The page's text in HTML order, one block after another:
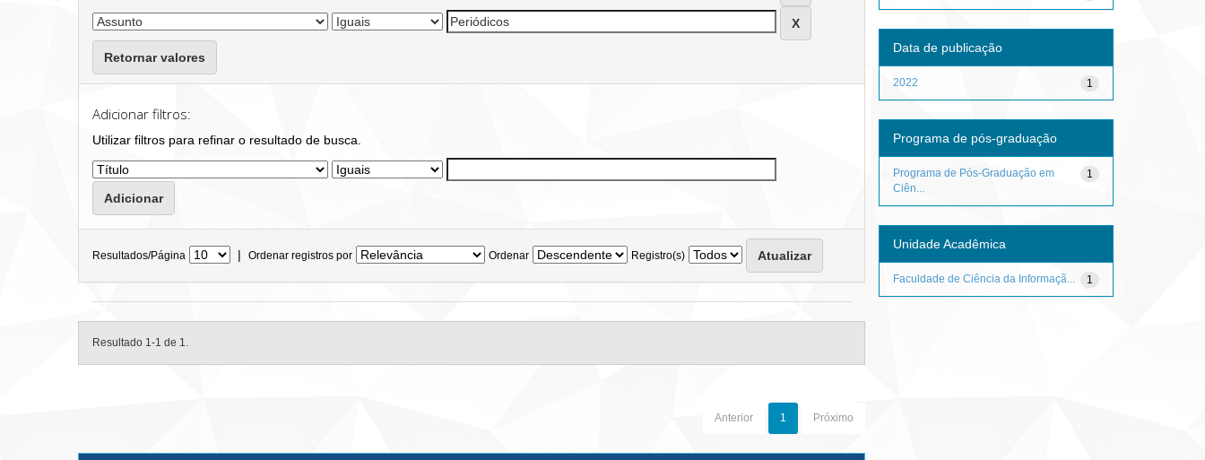
Retornar valores
Adicionar filtros:
Utilizar filtros para refinar o resultado de busca.
Resultados/Página | Ordenar registros por Ordenar Registro(s)
Resultado 1-1 de 1.
Anterior 1 Próximo
Data de publicação
1
2022
Programa de pós-graduação
1
Programa de Pós-Graduação em
Ciên...
Unidade Acadêmica
1
Faculdade de Ciência da Informaçã...